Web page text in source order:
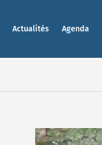
Actualités Agenda